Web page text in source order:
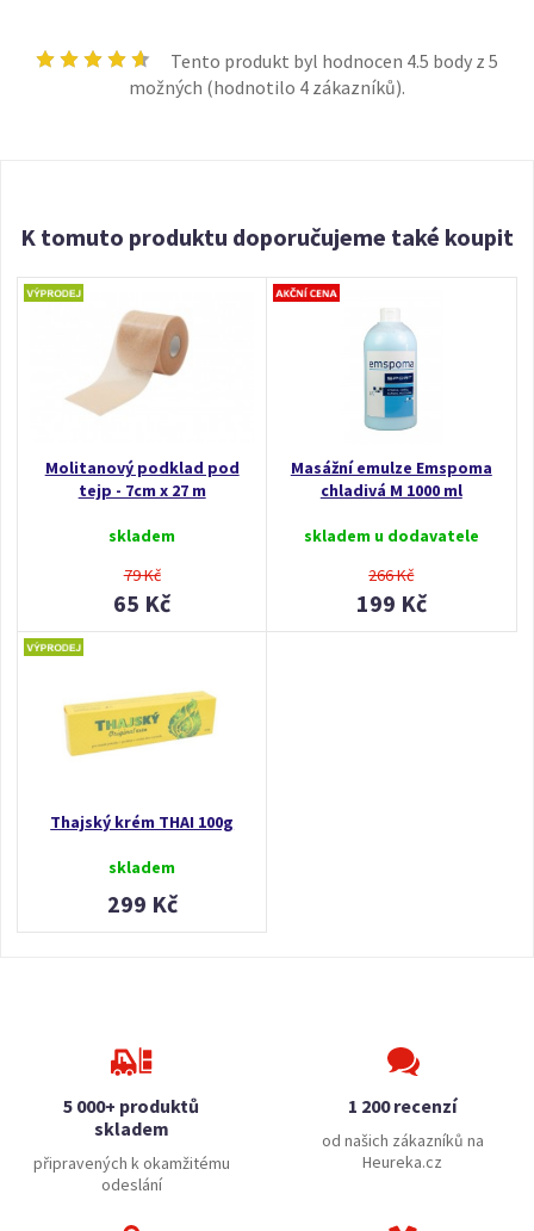
Tento produkt byl hodnocen 4.5 body z 5
možných (hodnotilo 4zákazníků).
K tomuto produktu doporučujeme také koupit
Molitanový podklad pod
tejp - 7cm x 27 m
skladem
79 Kč
65 Kč
Masážní emulze Emspoma
chladivá M 1000 ml
skladem u dodavatele
266 Kč
199 Kč
Thajský krém THAI 100g
skladem
299 Kč
5 000+ produktů
skladem
připravených k okamžitému
odeslání
1 200 recenzí
od našich zákazníků na
Heureka.cz